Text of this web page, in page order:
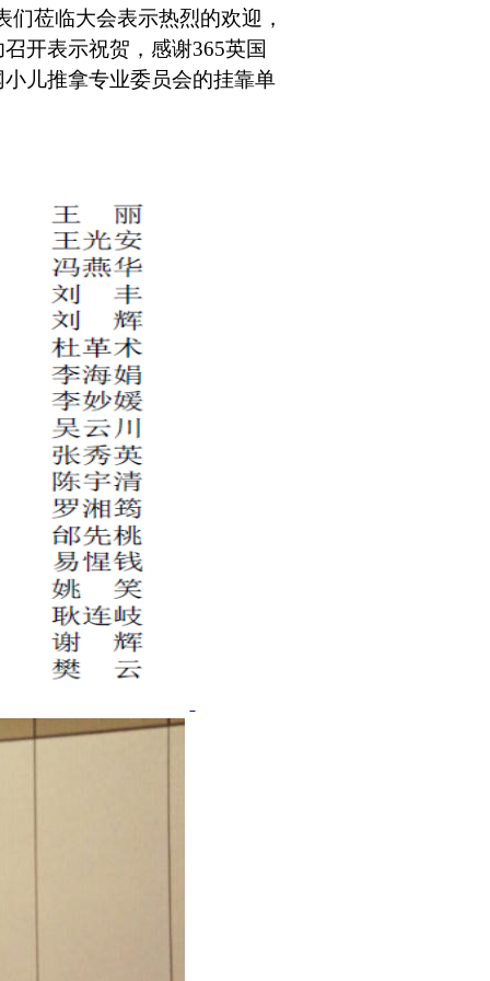
莅临大会表示热烈的欢迎，
开表示祝贺，感谢365英国
儿推拿专业委员会的挂靠单